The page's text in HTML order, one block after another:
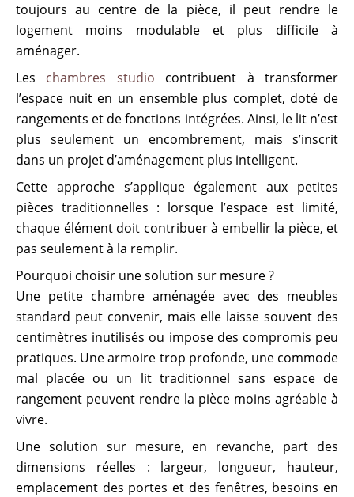
toujours au centre de la pièce, il peut rendre le
logement moins modulable et plus difficile à
aménager.
Les chambres studio contribuent à transformer
l’espace nuit en un ensemble plus complet, doté de
rangements et de fonctions intégrées. Ainsi, le lit n’est
plus seulement un encombrement, mais s’inscrit
dans un projet d’aménagement plus intelligent.
Cette approche s’applique également aux petites
pièces traditionnelles : lorsque l’espace est limité,
chaque élément doit contribuer à embellir la pièce, et
pas seulement à la remplir.
Pourquoi choisir une solution sur mesure ?
Une petite chambre aménagée avec des meubles
standard peut convenir, mais elle laisse souvent des
centimètres inutilisés ou impose des compromis peu
pratiques. Une armoire trop profonde, une commode
mal placée ou un lit traditionnel sans espace de
rangement peuvent rendre la pièce moins agréable à
vivre.
Une solution sur mesure, en revanche, part des
dimensions réelles : largeur, longueur, hauteur,
emplacement des portes et des fenêtres, besoins en